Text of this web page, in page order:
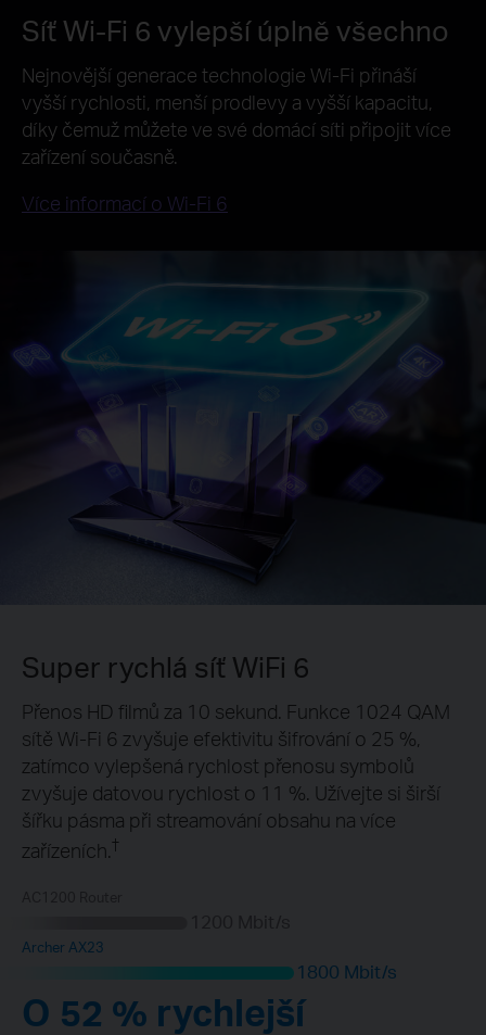
Síť Wi-Fi 6 vylepší úplně všechno
Nejnovější generace technologie Wi-Fi přináší
vyšší rychlosti, menší prodlevy a vyšší kapacitu,
díky čemuž můžete ve své domácí síti připojit více
zařízení současně.
Více informací o Wi-Fi 6
Super rychlá síť WiFi 6
Přenos HD filmů za 10 sekund. Funkce 1024 QAM
sítě Wi-Fi 6 zvyšuje efektivitu šifrování o 25 %,
zatímco vylepšená rychlost přenosu symbolů
zvyšuje datovou rychlost o 11 %. Užívejte si širší
šířku pásma při streamování obsahu na více
zařízeních.†
Archer AX23
1800 Mbit/s
O 52 % rychlejší